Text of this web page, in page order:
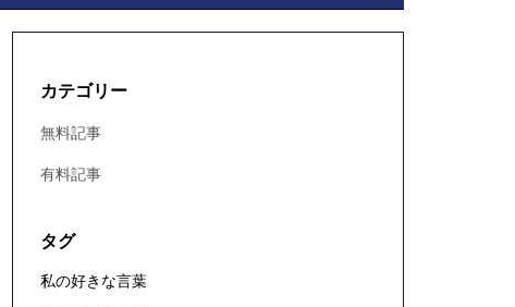
カテゴリー
無料記事
有料記事
タグ
私の好きな言葉